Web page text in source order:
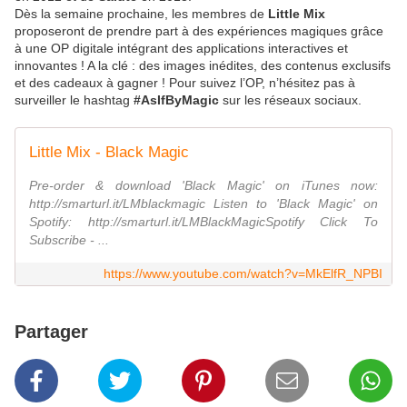
Dès la semaine prochaine, les membres de Little Mix
proposeront de prendre part à des expériences magiques grâce
à une OP digitale intégrant des applications interactives et
innovantes ! A la clé : des images inédites, des contenus exclusifs
et des cadeaux à gagner ! Pour suivez l’OP, n’hésitez pas à
surveiller le hashtag #AsIfByMagic sur les réseaux sociaux.
Little Mix - Black Magic
Pre-order & download 'Black Magic' on iTunes now:
http://smarturl.it/LMblackmagic Listen to 'Black Magic' on
Spotify: http://smarturl.it/LMBlackMagicSpotify Click To
Subscribe - ...
https://www.youtube.com/watch?v=MkElfR_NPBI
Partager